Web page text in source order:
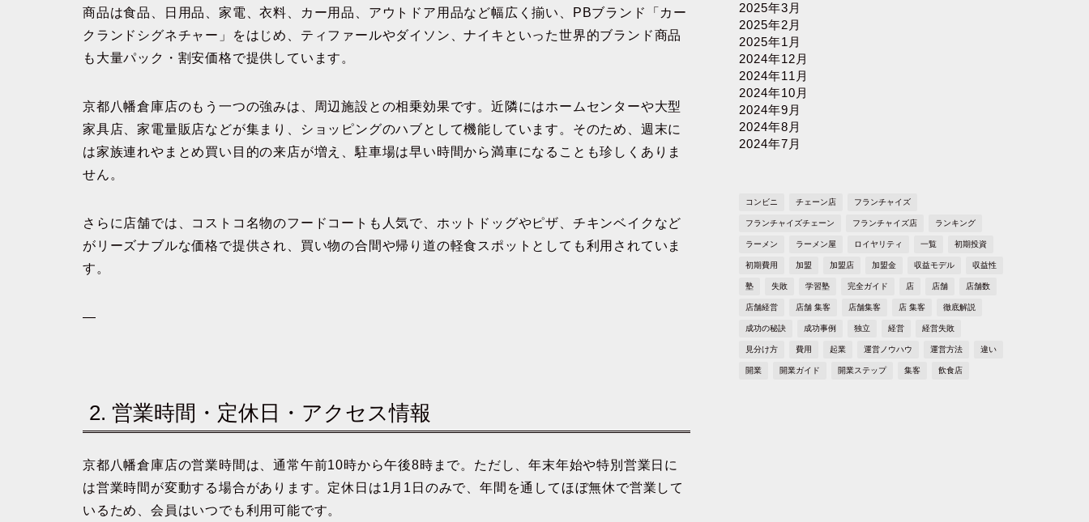
商品は食品、日用品、家電、衣料、カー用品、アウトドア用品など幅広く揃い、PBブランド「カー
クランドシグネチャー」をはじめ、ティファールやダイソン、ナイキといった世界的ブランド商品
も大量パック・割安価格で提供しています。
京都八幡倉庫店のもう一つの強みは、周辺施設との相乗効果です。近隣にはホームセンターや大型
家具店、家電量販店などが集まり、ショッピングのハブとして機能しています。そのため、週末に
は家族連れやまとめ買い目的の来店が増え、駐車場は早い時間から満車になることも珍しくありま
せん。
さらに店舗では、コストコ名物のフードコートも人気で、ホットドッグやピザ、チキンベイクなど
がリーズナブルな価格で提供され、買い物の合間や帰り道の軽食スポットとしても利用されていま
す。
—
2. 営業時間・定休日・アクセス情報
京都八幡倉庫店の営業時間は、通常午前10時から午後8時まで。ただし、年末年始や特別営業日に
は営業時間が変動する場合があります。定休日は1月1日のみで、年間を通してほぼ無休で営業して
いるため、会員はいつでも利用可能です。
2025年3月
2025年2月
2025年1月
2024年12月
2024年11月
2024年10月
2024年9月
2024年8月
2024年7月
コンビニ チェーン店 フランチャイズ
フランチャイズチェーン フランチャイズ店 ランキング
ラーメン ラーメン屋 ロイヤリティ 一覧 初期投資
初期費用 加盟 加盟店 加盟金 収益モデル 収益性
塾 失敗 学習塾 完全ガイド 店 店舗 店舗数
店舗経営 店舗 集客 店舗集客 店 集客 徹底解説
成功の秘訣 成功事例 独立 経営 経営失敗
見分け方 費用 起業 運営ノウハウ 運営方法 違い
開業 開業ガイド 開業ステップ 集客 飲食店